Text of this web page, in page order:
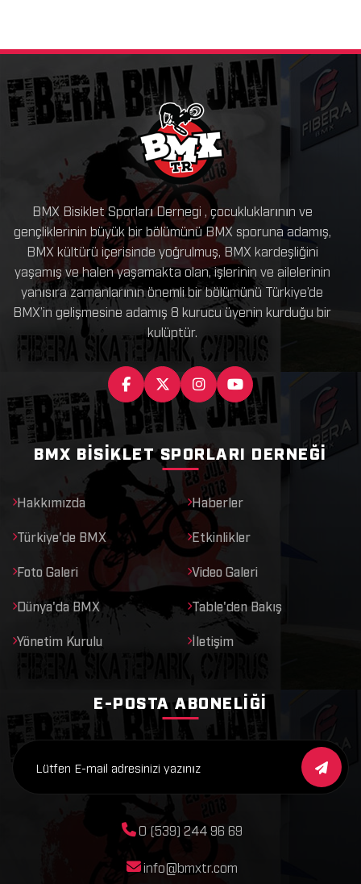
BMX Bisiklet Sporları Dernegi , çocukluklarının ve
gençliklerinin büyük bir bölümünü BMX sporuna adamış,
BMX kültürü içerisinde yoğrulmuş, BMX kardeşliğini
yaşamış ve halen yaşamakta olan, işlerinin ve ailelerinin
yanısıra zamanlarının önemli bir bölümünü Türkiye’de
BMX’in gelişmesine adamış 8 kurucu üyenin kurduğu bir
kulüptür.
BMX BISIKLET SPORLARI DERNEĞI
Hakkımızda Haberler
Türkiye'de BMX Etkinlikler
Foto Galeri Video Galeri
Dünya'da BMX Table'den Bakış
Yönetim Kurulu İletişim
E-POSTA ABONELIĞI
0 (539) 244 96 69
info@bmxtr.com